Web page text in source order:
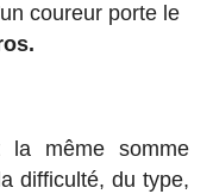
coureur porte le
la même somme
difficulté, du type,